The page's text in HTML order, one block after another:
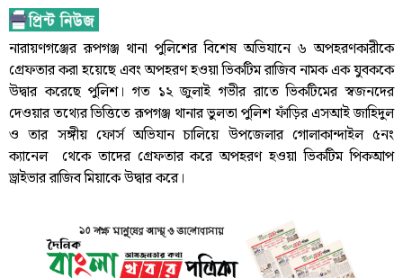
নারায়ণগঞ্জের রূপগঞ্জ থানা পুলিশের বিশেষ অভিযানে ৬ অপহরণকারীকে
গ্রেফতার করা হয়েছে এবং অপহরণ হওয়া ভিকটিম রাজিব নামক এক যুবককে
উদ্বার করেছে পুলিশ। গত ১২ জুলাই গভীর রাতে ভিকটিমের স্বজনদের
দেওয়ার তথ্যের ভিত্তিতে রূপগঞ্জ থানার ভুলতা পুলিশ ফাঁড়ির এসআই জাহিদুল
ও তার সঙ্গীয় ফোর্স অভিযান চালিয়ে উপজেলার গোলাকান্দাইল ৫নং
ক্যানেল থেকে তাদের গ্রেফতার করে অপহরণ হওয়া ভিকটিম পিকআপ
ড্রাইভার রাজিব মিয়াকে উদ্বার করে।